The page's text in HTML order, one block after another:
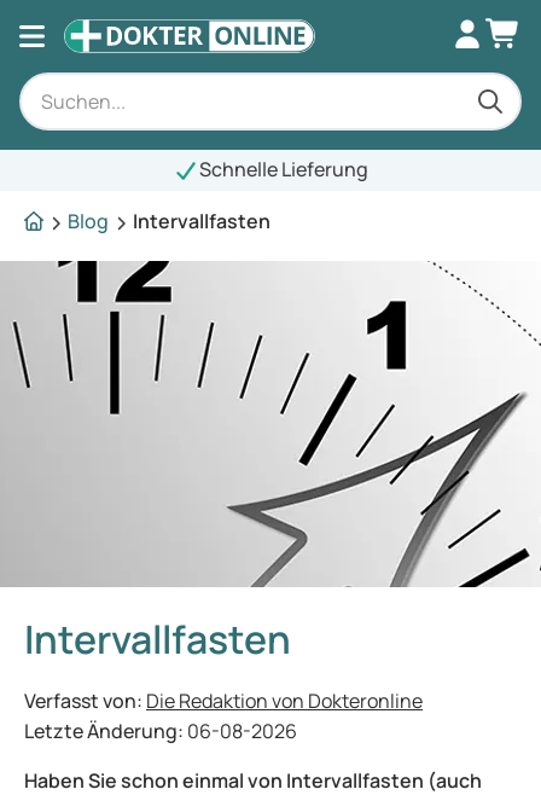
Schnelle Lieferung
Blog
Intervallfasten
Intervallfasten
Verfasst von: Die Redaktion von Dokteronline
Letzte Änderung: 06-08-2026
Haben Sie schon einmal von Intervallfasten (auch